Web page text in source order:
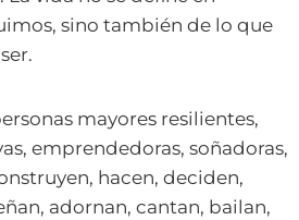
sino también de lo que
mayores resilientes,
emprendedoras, soñadoras,
hacen, deciden,
adornan, cantan, bailan,